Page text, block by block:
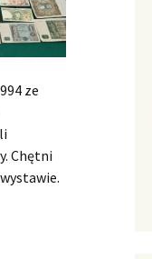
ze
Chętni